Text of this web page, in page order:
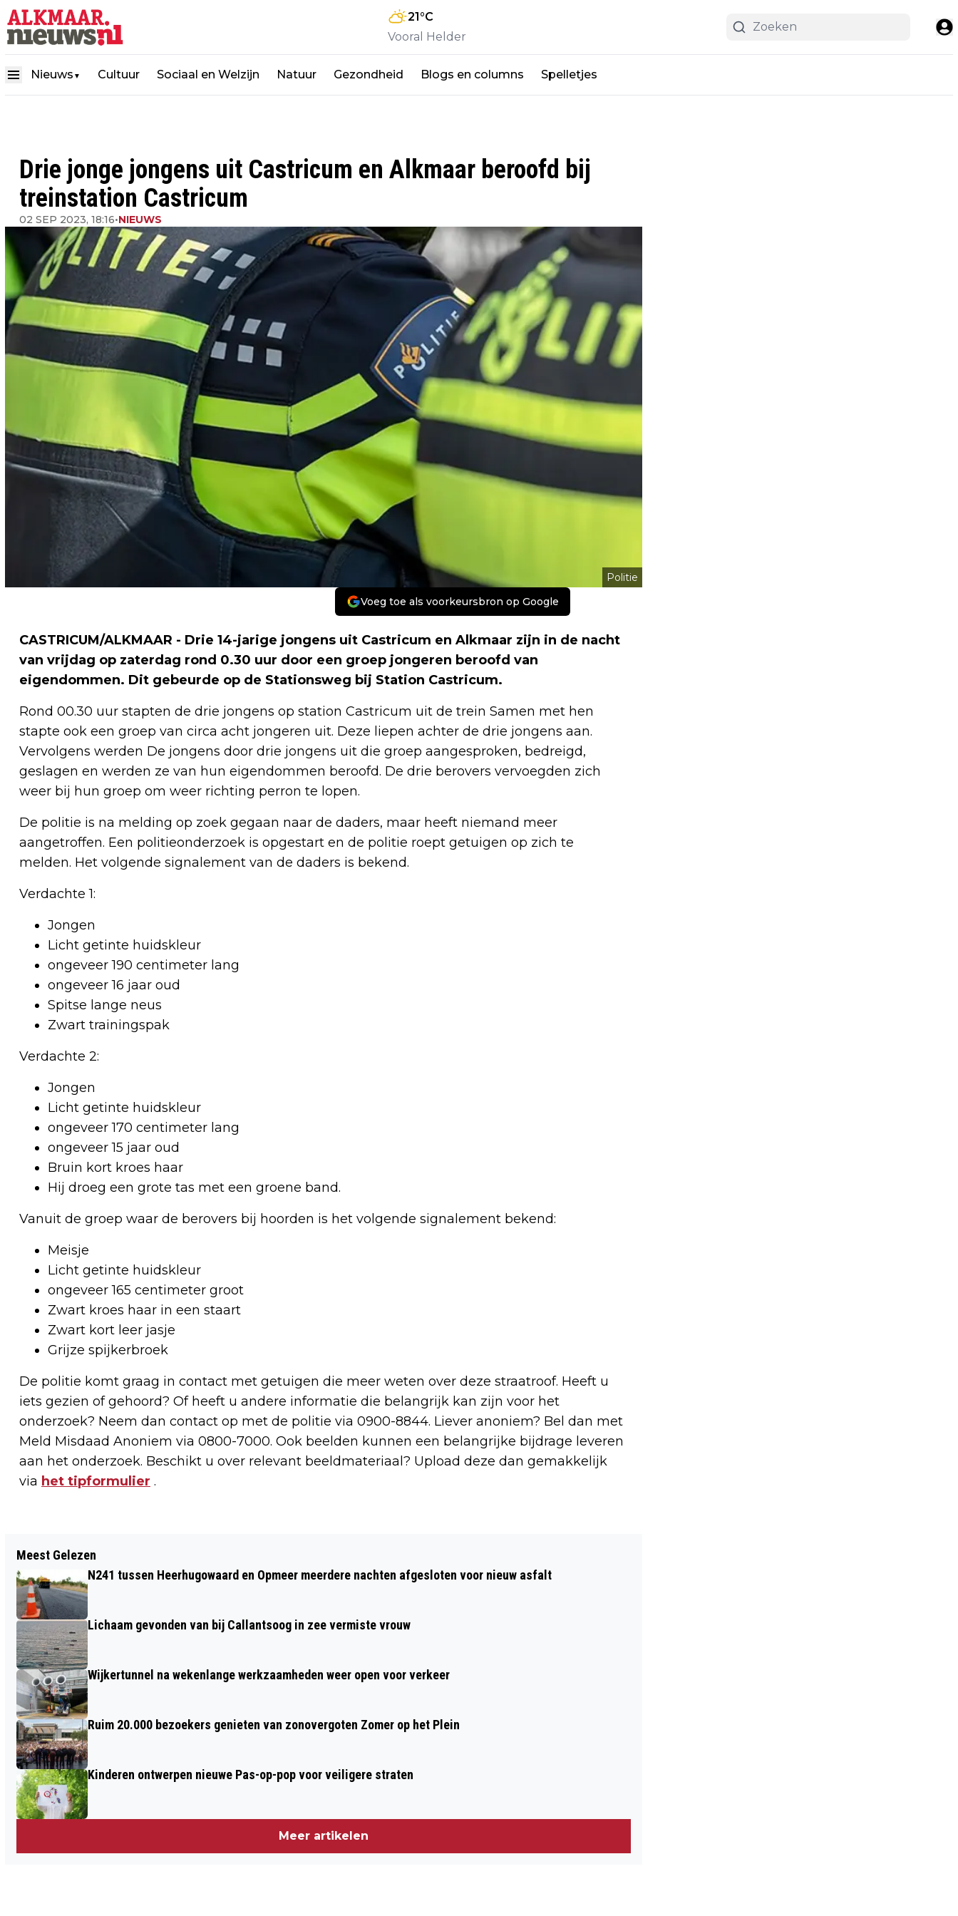
21°C
Vooral Helder
Nieuws ▼ Cultuur Sociaal en Welzijn Natuur Gezondheid Blogs en columns Spelletjes
Drie jonge jongens uit Castricum en Alkmaar beroofd bij
treinstation Castricum
02 SEP 2023, 18:16•NIEUWS
Politie
Voeg toe als voorkeursbron op Google
CASTRICUM/ALKMAAR - Drie 14-jarige jongens uit Castricum en Alkmaar zijn in de nacht
van vrijdag op zaterdag rond 0.30 uur door een groep jongeren beroofd van
eigendommen. Dit gebeurde op de Stationsweg bij Station Castricum.
Rond 00.30 uur stapten de drie jongens op station Castricum uit de trein Samen met hen
stapte ook een groep van circa acht jongeren uit. Deze liepen achter de drie jongens aan.
Vervolgens werden De jongens door drie jongens uit die groep aangesproken, bedreigd,
geslagen en werden ze van hun eigendommen beroofd. De drie berovers vervoegden zich
weer bij hun groep om weer richting perron te lopen.
De politie is na melding op zoek gegaan naar de daders, maar heeft niemand meer
aangetroffen. Een politieonderzoek is opgestart en de politie roept getuigen op zich te
melden. Het volgende signalement van de daders is bekend.
Verdachte 1:
Jongen
Licht getinte huidskleur
ongeveer 190 centimeter lang
ongeveer 16 jaar oud
Spitse lange neus
Zwart trainingspak
Verdachte 2:
Jongen
Licht getinte huidskleur
ongeveer 170 centimeter lang
ongeveer 15 jaar oud
Bruin kort kroes haar
Hij droeg een grote tas met een groene band.
Vanuit de groep waar de berovers bij hoorden is het volgende signalement bekend:
Meisje
Licht getinte huidskleur
ongeveer 165 centimeter groot
Zwart kroes haar in een staart
Zwart kort leer jasje
Grijze spijkerbroek
De politie komt graag in contact met getuigen die meer weten over deze straatroof. Heeft u
iets gezien of gehoord? Of heeft u andere informatie die belangrijk kan zijn voor het
onderzoek? Neem dan contact op met de politie via 0900-8844. Liever anoniem? Bel dan met
Meld Misdaad Anoniem via 0800-7000. Ook beelden kunnen een belangrijke bijdrage leveren
aan het onderzoek. Beschikt u over relevant beeldmateriaal? Upload deze dan gemakkelijk
via het tipformulier .
BIJNA 90 MONUMENTEN IN EN ROND
ALKMAAR GRATIS TOEGANKELIJK OP
OPEN MONUMENTENDAG
JAAR, MAAR WTF WAS ANGIE?
Meest Gelezen
N241 tussen Heerhugowaard en Opmeer meerdere nachten afgesloten voor nieuw asfalt
Lichaam gevonden van bij Callantsoog in zee vermiste vrouw
Wijkertunnel na wekenlange werkzaamheden weer open voor verkeer
Ruim 20.000 bezoekers genieten van zonovergoten Zomer op het Plein
Kinderen ontwerpen nieuwe Pas-op-pop voor veiligere straten
Meer artikelen